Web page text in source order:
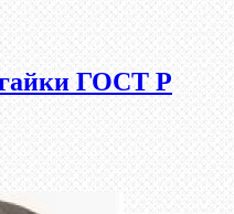
ГОСТ Р